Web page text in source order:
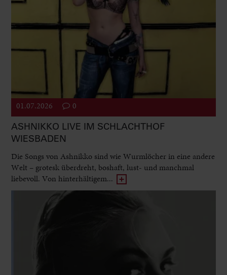
01.07.2026 0
ASHNIKKO LIVE IM SCHLACHTHOF
WIESBADEN
Die Songs von Ashnikko sind wie Wurmlöcher in eine andere
Welt – grotesk überdreht, boshaft, lust- und manchmal
liebevoll. Von hinterhältigem...